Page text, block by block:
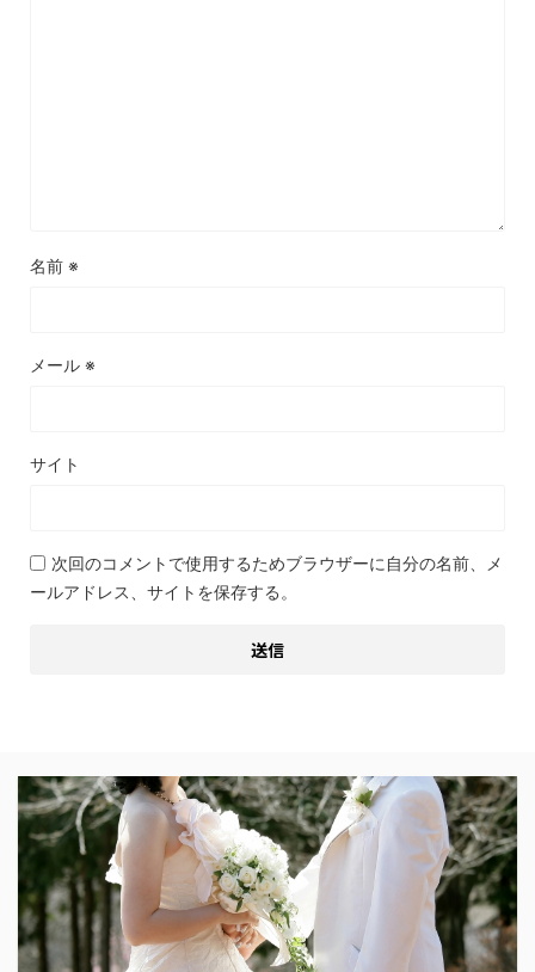
名前 ※
メール ※
サイト
次回のコメントで使用するためブラウザーに自分の名前、メ
ールアドレス、サイトを保存する。